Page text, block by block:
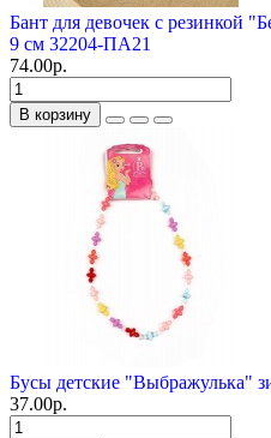
Бант для девочек с резинкой
9 см 32204-ПА21
74.00р.
В корзину
Бусы детские "Выбражулька"
37.00р.